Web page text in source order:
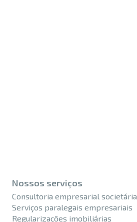
Nossos serviços
Consultoria empresarial societária
Serviços paralegais empresariais
Regularizações imobiliárias